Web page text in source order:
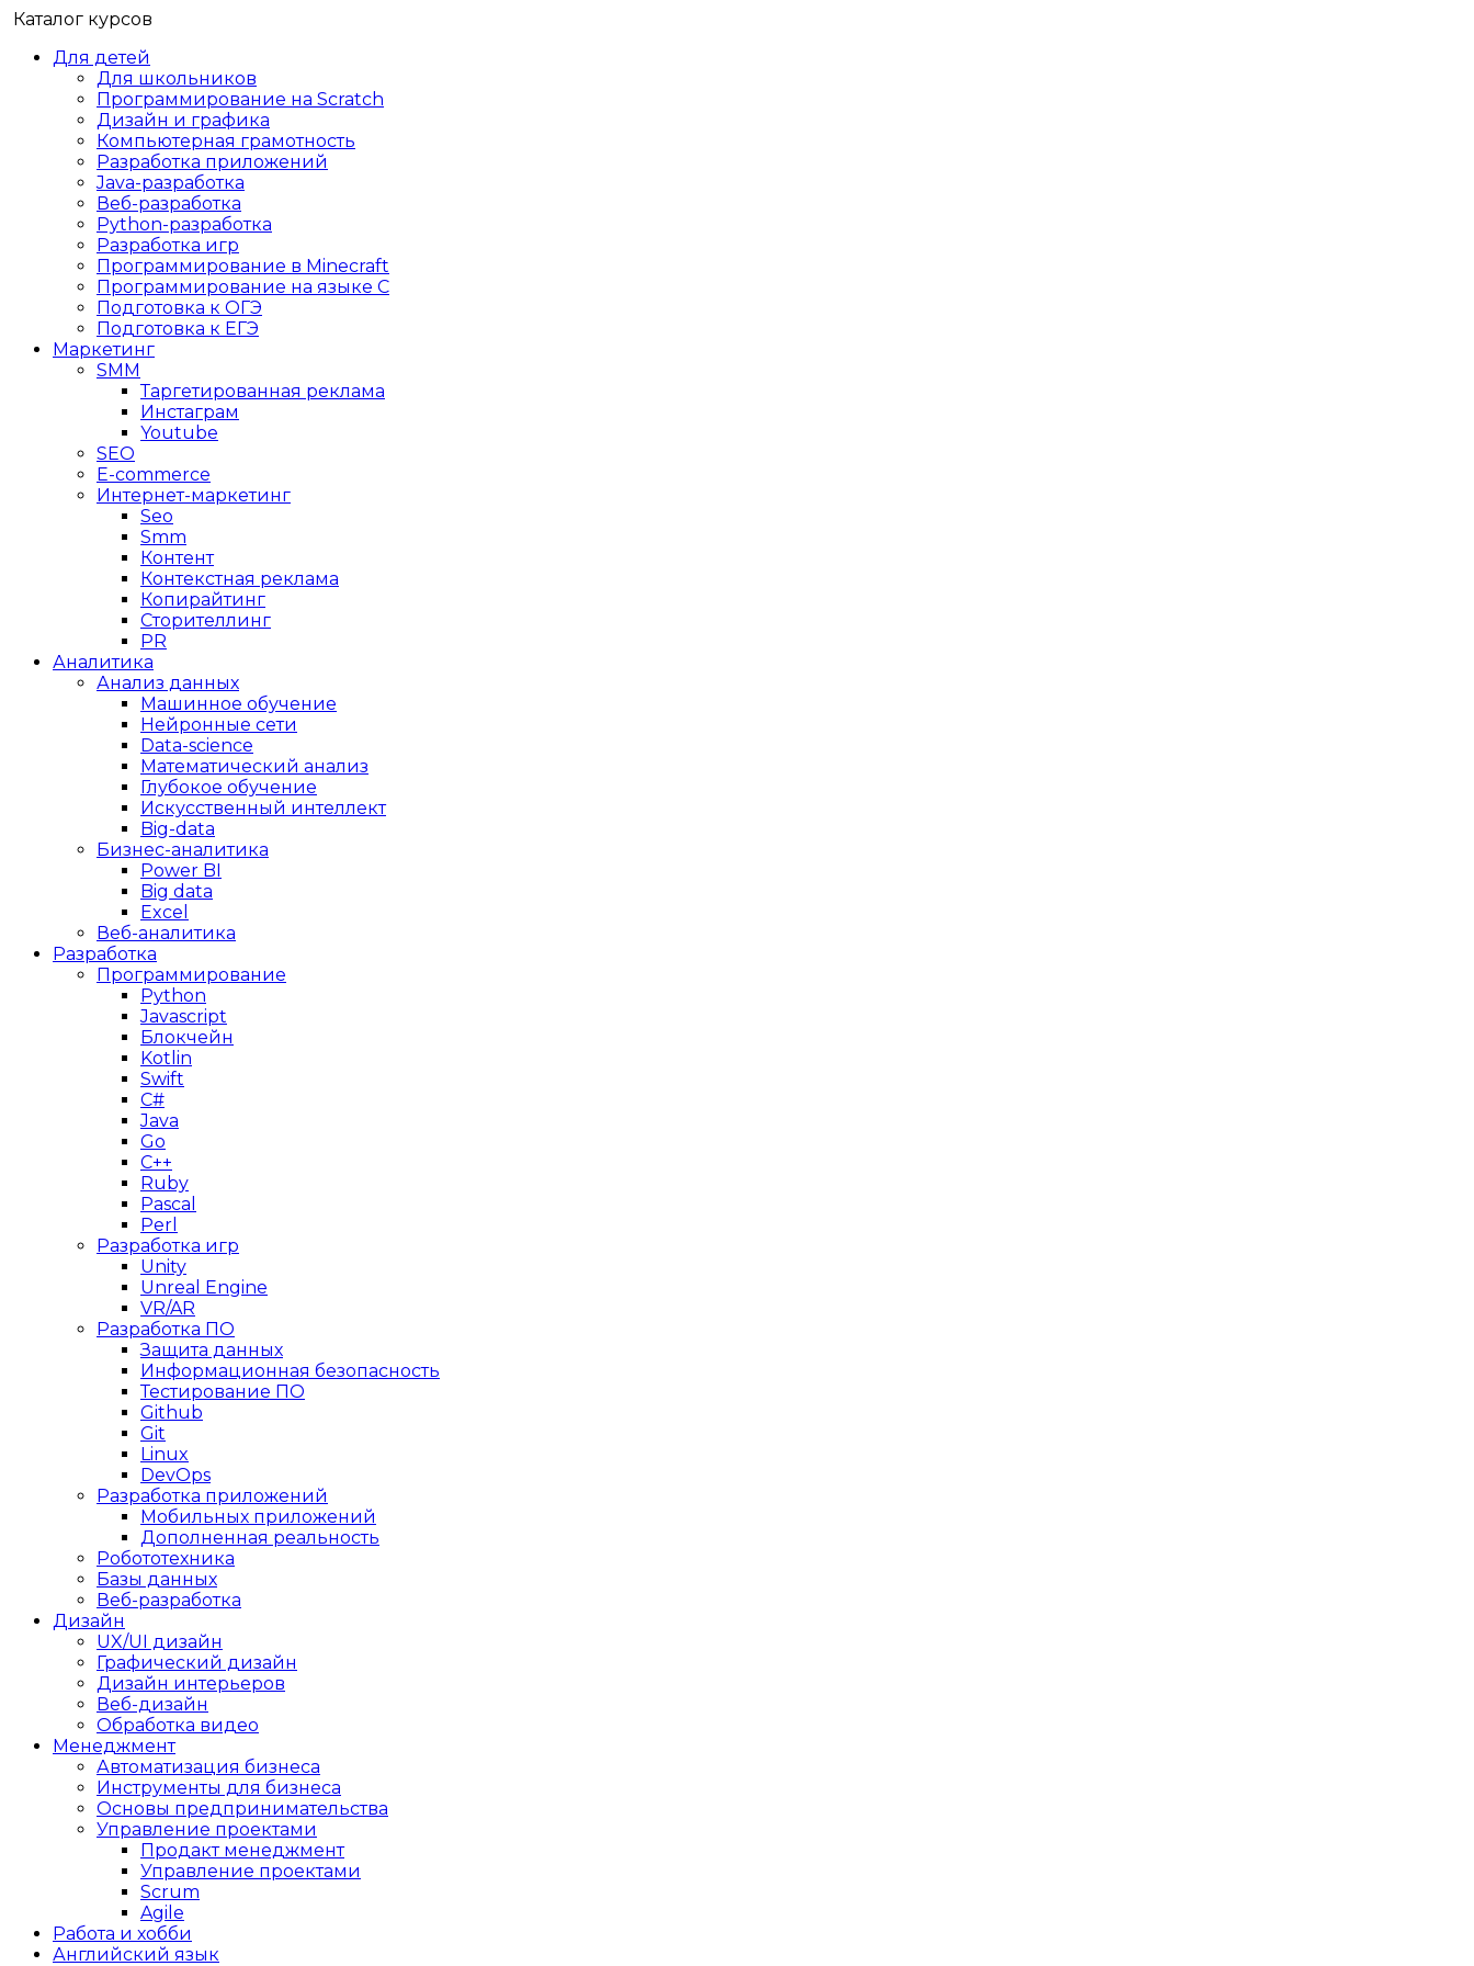
Каталог курсов
Для детей
Для школьников
Программирование на Scratch
Дизайн и графика
Компьютерная грамотность
Разработка приложений
Java-разработка
Веб-разработка
Python-разработка
Разработка игр
Программирование в Minecraft
Программирование на языке C
Подготовка к ОГЭ
Подготовка к ЕГЭ
Маркетинг
SMM
Таргетированная реклама
Инстаграм
Youtube
SEO
E-сommerce
Интернет-маркетинг
Seo
Smm
Контент
Контекстная реклама
Копирайтинг
Сторителлинг
PR
Аналитика
Анализ данных
Машинное обучение
Нейронные сети
Data-science
Математический анализ
Глубокое обучение
Искусственный интеллект
Big-data
Бизнес-аналитика
Power BI
Big data
Excel
Веб-аналитика
Разработка
Программирование
Python
Javascript
Блокчейн
Kotlin
Swift
C#
Java
Go
C++
Ruby
Pascal
Perl
Разработка игр
Unity
Unreal Engine
VR/AR
Разработка ПО
Защита данных
Информационная безопасность
Тестирование ПО
Github
Git
Linux
DevOps
Разработка приложений
Мобильных приложений
Дополненная реальность
Робототехника
Базы данных
Веб-разработка
Дизайн
UX/UI дизайн
Графический дизайн
Дизайн интерьеров
Веб-дизайн
Обработка видео
Менеджмент
Автоматизация бизнеса
Инструменты для бизнеса
Основы предпринимательства
Управление проектами
Продакт менеджмент
Управление проектами
Scrum
Agile
Работа и хобби
Английский язык